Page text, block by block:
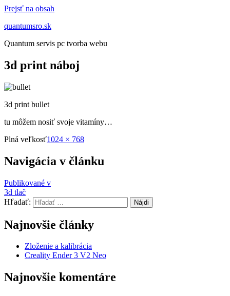
Prejsť na obsah
quantumsro.sk
Quantum servis pc tvorba webu
3d print náboj
3d print bullet
tu môžem nosiť svoje vitamíny…
Plná veľkosť1024 × 768
Navigácia v článku
Publikované v
3d tlač
Hľadať:
Najnovšie články
Zloženie a kalibrácia
Creality Ender 3 V2 Neo
Najnovšie komentáre